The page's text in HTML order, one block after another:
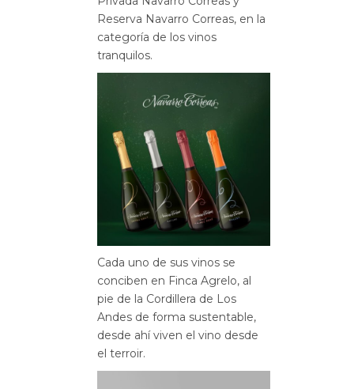
Reserva Navarro Correas, en la
categoría de los vinos
tranquilos.
Cada uno de sus vinos se
conciben en Finca Agrelo, al
pie de la Cordillera de Los
Andes de forma sustentable,
desde ahí viven el vino desde
el terroir.